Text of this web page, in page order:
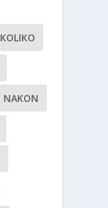
KOLIKO
NAKON